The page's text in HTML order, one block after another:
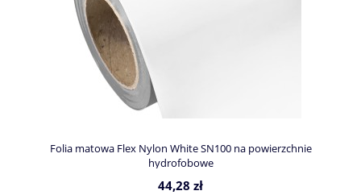
Folia matowa Flex Nylon White SN100 na powierzchnie
hydrofobowe
44,28 zł